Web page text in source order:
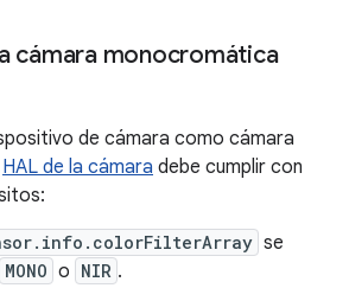
cámara monocromática
de cámara como cámara
HAL de la cámara debe cumplir con
se
MONO o NIR .